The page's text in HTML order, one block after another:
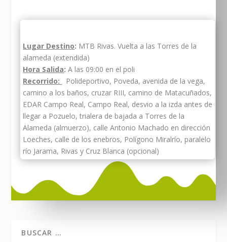
Lugar Destino: MTB Rivas. Vuelta a las Torres de la
alameda (extendida)
Hora Salida: A las 09:00 en el poli
Recorrido:
Polideportivo, Poveda, avenida de la vega,
camino a los baños, cruzar RIII, camino de Matacuñados,
EDAR Campo Real, Campo Real, desvio a la izda antes de
llegar a Pozuelo, trialera de bajada a Torres de la
Alameda (almuerzo), calle Antonio Machado en dirección
Loeches, calle de los enebros, Polígono Miralrío, paralelo
río Jarama, Rivas y Cruz Blanca (opcional)